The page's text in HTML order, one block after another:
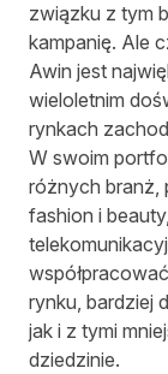
związku z tym
kampanię. Ale
Awin jest
wieloletnim
rynkach
W swoim
różnych branż,
fashion i
rynku, bardziej
jak i z tymi
dziedzinie.